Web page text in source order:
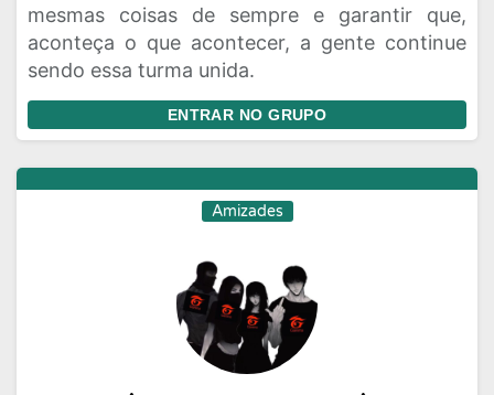
mesmas coisas de sempre e garantir que,
aconteça o que acontecer, a gente continue
sendo essa turma unida.
ENTRAR NO GRUPO
Amizades